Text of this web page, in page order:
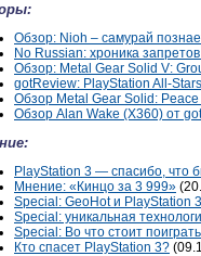
Обзор: Nioh – самурай
No Russian: хроника
Обзор: Metal Gear Solid V:
gotReview: PlayStation All-
Обзор Metal Gear Solid:
Обзор Alan Wake (X360) от
PlayStation 3 — спасибо, что
Мнение: «Кинцо за 3 999»
Special: GeoHot и PlayStation
Special: уникальная
Special: Во что стоит
Кто спасет PlayStation 3?